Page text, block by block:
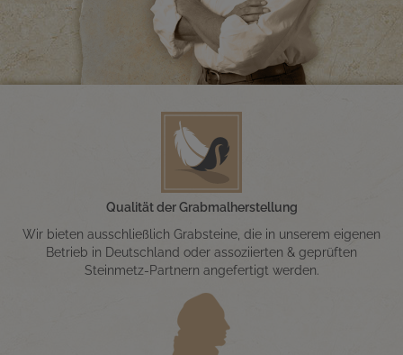
Qualität der Grabmalherstellung
Wir bieten ausschließlich Grabsteine, die in unserem eigenen
Betrieb in Deutschland oder assoziierten & geprüften
Steinmetz-Partnern angefertigt werden.